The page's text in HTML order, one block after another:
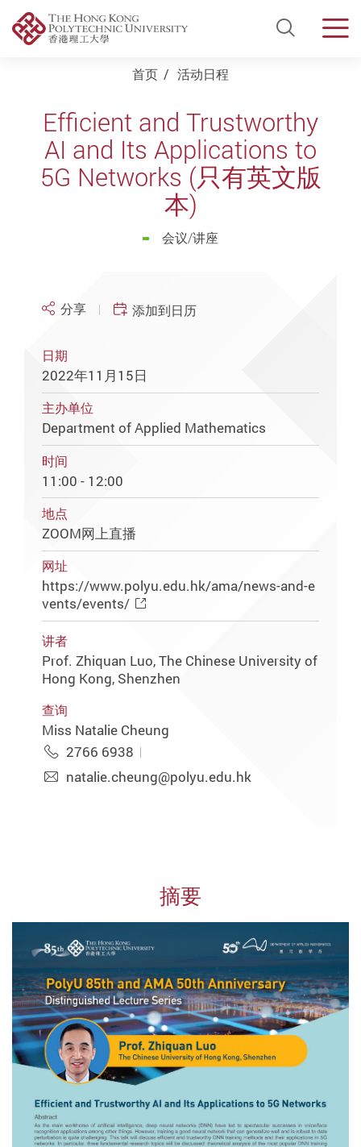
Open
首页 活动日程
Efficient and Trustworthy
AI and Its Applications to
5G Networks (只有英文版
本)
会议/讲座
分享 添加到日历
日期
2022年11月15日
主办单位
Department of Applied Mathematics
时间
11:00 - 12:00
地点
ZOOM网上直播
网址
https://www.polyu.edu.hk/ama/news-and-e
vents/events/
讲者
Prof. Zhiquan Luo, The Chinese University of
Hong Kong, Shenzhen
查询
Miss Natalie Cheung
2766 6938
natalie.cheung@polyu.edu.hk
摘要